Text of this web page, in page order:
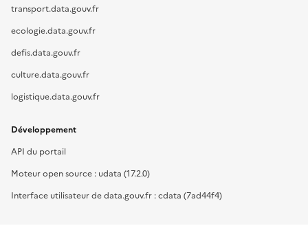
transport.data.gouv.fr
ecologie.data.gouv.fr
defis.data.gouv.fr
culture.data.gouv.fr
logistique.data.gouv.fr
Développement
API du portail
Moteur open source : udata (17.2.0)
Interface utilisateur de data.gouv.fr : cdata (7ad44f4)